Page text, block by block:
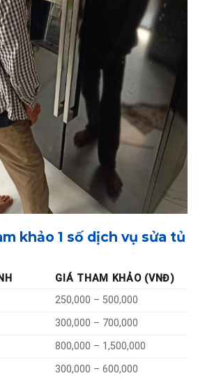
khảo 1 số dịch vụ sửa tủ
GIÁ THAM KHẢO (VNĐ)
250,000 – 500,000
300,000 – 700,000
800,000 – 1,500,000
300,000 – 600,000